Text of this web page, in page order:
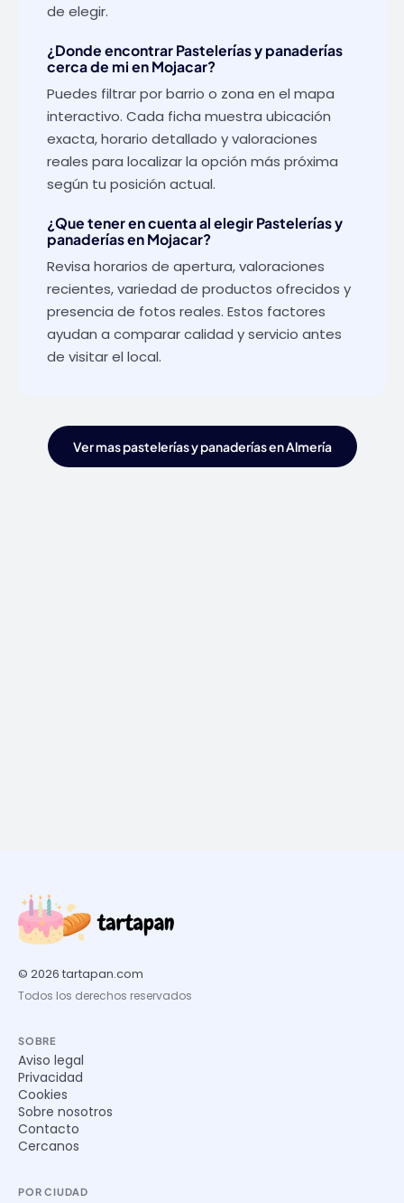
de elegir.
¿Donde encontrar Pastelerías y panaderías
cerca de mi en Mojacar?
Puedes filtrar por barrio o zona en el mapa
interactivo. Cada ficha muestra ubicación
exacta, horario detallado y valoraciones
reales para localizar la opción más próxima
según tu posición actual.
¿Que tener en cuenta al elegir Pastelerías y
panaderías en Mojacar?
Revisa horarios de apertura, valoraciones
recientes, variedad de productos ofrecidos y
presencia de fotos reales. Estos factores
ayudan a comparar calidad y servicio antes
de visitar el local.
Ver mas pastelerías y panaderías en Almería
© 2026 tartapan.com
Todos los derechos reservados
SOBRE
Aviso legal
Privacidad
Cookies
Sobre nosotros
Contacto
Cercanos
POR CIUDAD